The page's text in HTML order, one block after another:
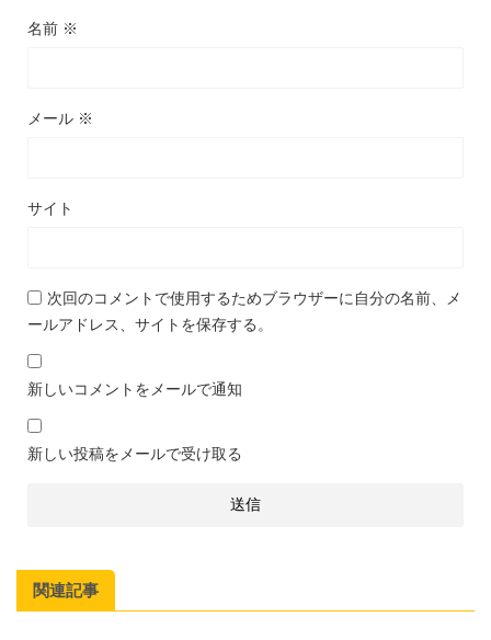
名前 ※
メール ※
サイト
次回のコメントで使用するためブラウザーに自分の名前、メ
ールアドレス、サイトを保存する。
新しいコメントをメールで通知
新しい投稿をメールで受け取る
関連記事